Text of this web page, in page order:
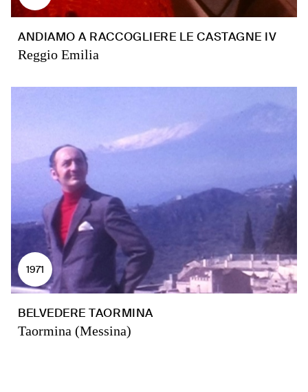
ANDIAMO A RACCOGLIERE LE CASTAGNE IV
Reggio Emilia
1971
BELVEDERE TAORMINA
Taormina (Messina)